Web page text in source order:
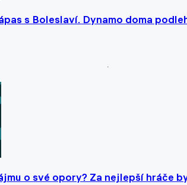
s Boleslaví. Dynamo doma
o své opory? Za nejlepší hráče